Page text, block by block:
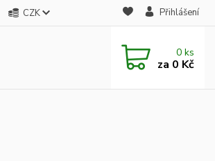
CZK Přihlášení
0 ks
za 0 Kč